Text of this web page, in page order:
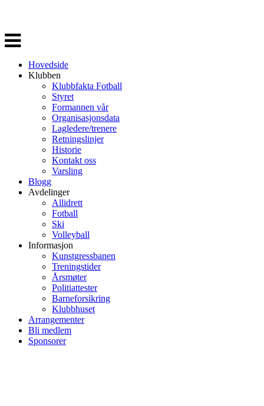
Veksle
navigasjon
Hovedside
Klubben
Klubbfakta Fotball
Styret
Formannen vår
Organisasjonsdata
Lagledere/trenere
Retningslinjer
Historie
Kontakt oss
Varsling
Blogg
Avdelinger
Allidrett
Fotball
Ski
Volleyball
Informasjon
Kunstgressbanen
Treningstider
Årsmøter
Politiattester
Barneforsikring
Klubbhuset
Arrangementer
Bli medlem
Sponsorer